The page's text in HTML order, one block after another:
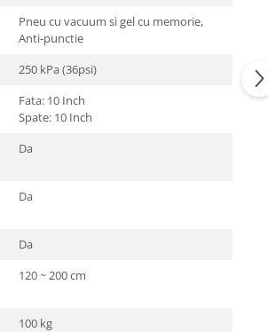
Pneu cu vacuum si gel cu memorie,
Anti-punctie
250 kPa (36psi)
Fata: 10 Inch
Spate: 10 Inch
Da
Da
Da
120 ~ 200 cm
100 kg